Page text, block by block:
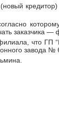
заказчика
что ГП
завода №